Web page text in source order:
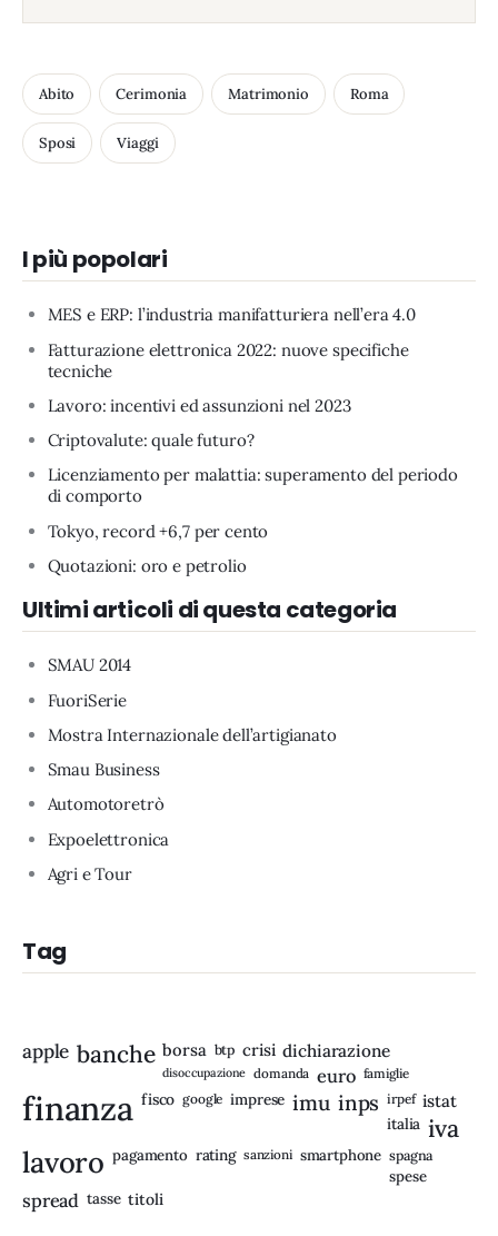
Abito Cerimonia Matrimonio Roma
Sposi Viaggi
I più popolari
MES e ERP: l’industria manifatturiera nell’era 4.0
Fatturazione elettronica 2022: nuove specifiche
tecniche
Lavoro: incentivi ed assunzioni nel 2023
Criptovalute: quale futuro?
Licenziamento per malattia: superamento del periodo
di comporto
Tokyo, record +6,7 per cento
Quotazioni: oro e petrolio
Ultimi articoli di questa categoria
SMAU 2014
FuoriSerie
Mostra Internazionale dell’artigianato
Smau Business
Automotoretrò
Expoelettronica
Agri e Tour
Tag
apple banche borsa btp crisi dichiarazione
disoccupazione domanda euro famiglie
finanza fisco google imprese imu inps irpef istat
italia iva
lavoro pagamento rating sanzioni smartphone spagna
spese
spread tasse titoli